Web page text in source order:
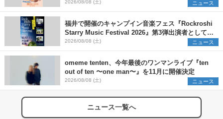
早割チケット発売開始
2026/08/08 (土) ニュース
福井で開催のキャンプイン音楽フェス『Rockroshi
Starry Music Festival 2026』第3弾出演者として
SCOOBIE DO、かりゆし58、Reiを発表
2026/08/08 (土) ニュース
omeme tenten、今年最後のワンマンライブ『ten
out of ten 〜one man〜』を11月に開催決定
2026/08/08 (土) ニュース
ニュース一覧へ